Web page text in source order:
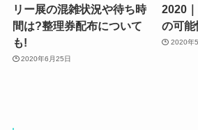
リー展の混雑状況や待ち時
間は?整理券配布について
も!
2020年6月25日
2020
の可能
2020年